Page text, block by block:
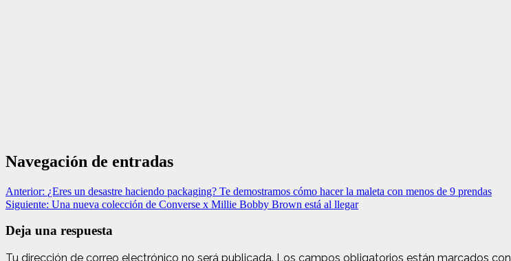
Navegación de entradas
Anterior: ¿Eres un desastre haciendo packaging? Te demostramos cómo hacer la maleta con menos de 9 prendas
Siguiente: Una nueva colección de Converse x Millie Bobby Brown está al llegar
Deja una respuesta
Tu dirección de correo electrónico no será publicada. Los campos obligatorios están marcados con